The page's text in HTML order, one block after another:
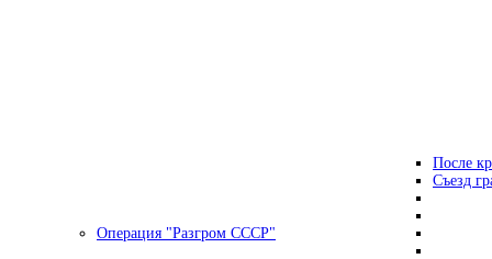
После
Съезд
Операция "Разгром СССР"